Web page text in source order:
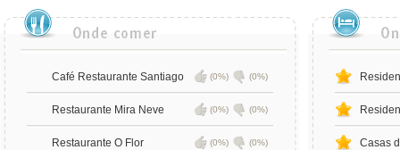
Café Restaurante Santiago (0%) (0%)
Restaurante Mira Neve (0%) (0%)
Restaurante O Flor (0%) (0%) Casas